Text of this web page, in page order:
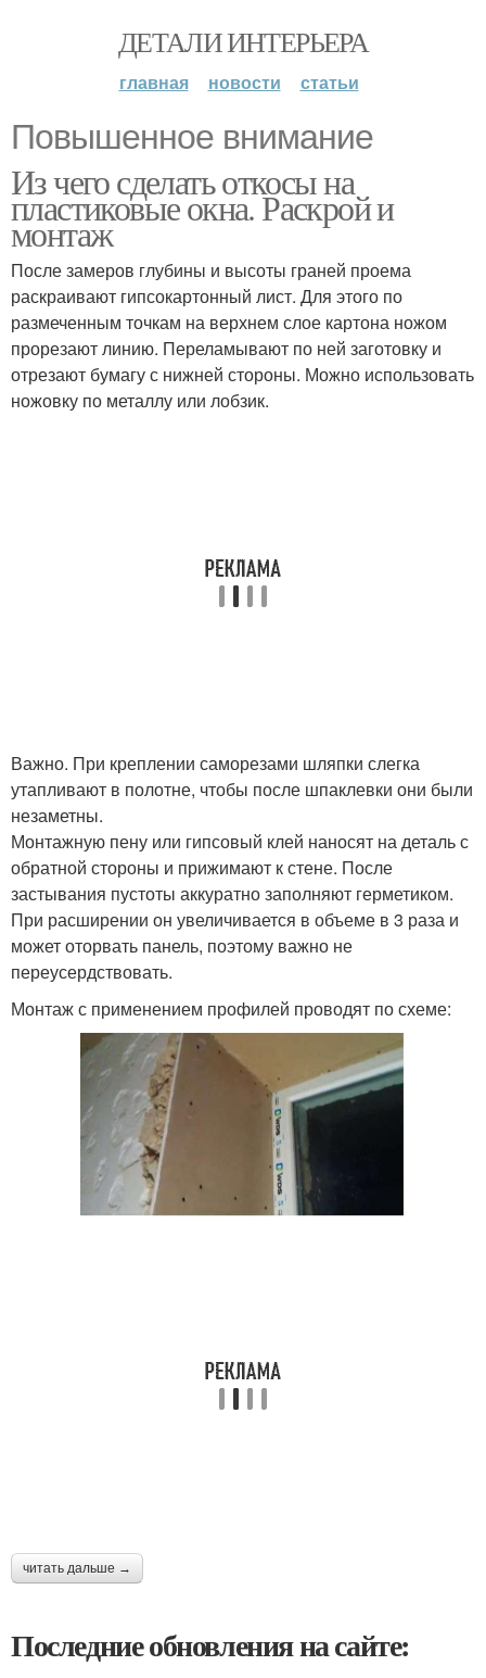
ДЕТАЛИ ИНТЕРЬЕРА
главная новости статьи
Повышенное внимание
Из чего сделать откосы на
пластиковые окна. Раскрой и
монтаж
После замеров глубины и высоты граней проема
раскраивают гипсокартонный лист. Для этого по
размеченным точкам на верхнем слое картона ножом
прорезают линию. Переламывают по ней заготовку и
отрезают бумагу с нижней стороны. Можно использовать
ножовку по металлу или лобзик.
Важно. При креплении саморезами шляпки слегка
утапливают в полотне, чтобы после шпаклевки они были
незаметны.
Монтажную пену или гипсовый клей наносят на деталь с
обратной стороны и прижимают к стене. После
застывания пустоты аккуратно заполняют герметиком.
При расширении он увеличивается в объеме в 3 раза и
может оторвать панель, поэтому важно не
переусердствовать.
Монтаж с применением профилей проводят по схеме:
читать дальше →
Последние обновления на сайте: